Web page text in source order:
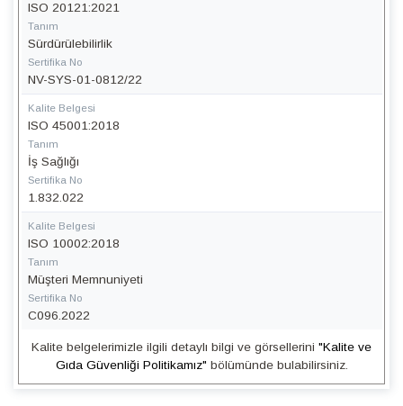
ISO 20121:2021
Tanım
Sürdürülebilirlik
Sertifika No
NV-SYS-01-0812/22
Kalite Belgesi
ISO 45001:2018
Tanım
İş Sağlığı
Sertifika No
1.832.022
Kalite Belgesi
ISO 10002:2018
Tanım
Müşteri Memnuniyeti
Sertifika No
C096.2022
Kalite belgelerimizle ilgili detaylı bilgi ve görsellerini "Kalite ve
Gıda Güvenliği Politikamız" bölümünde bulabilirsiniz.